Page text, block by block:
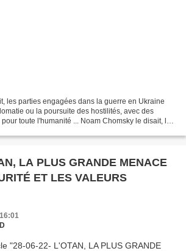
les parties engagées dans la guerre en Ukraine
ou la poursuite des hostilités, avec des
toute l'humanité ... Noam Chomsky le disait, les
LA PLUS GRANDE MENACE
ET LES VALEURS